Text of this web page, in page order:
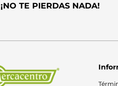
¡NO TE PIERDAS NADA!